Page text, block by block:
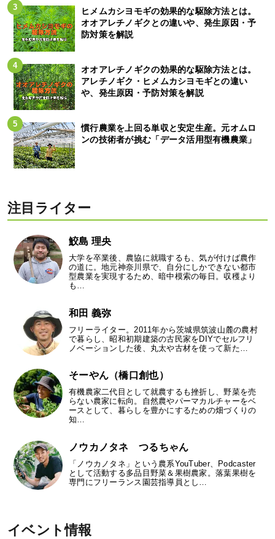
ヒメムカシヨモギの効果的な駆除方法とは。
オオアレチノギクとの違いや、発生原因・予
防対策を解説
オオアレチノギクの効果的な駆除方法とは。
アレチノギク・ヒメムカシヨモギとの違い
や、発生原因・予防対策を解説
慣行農業を上回る単収と安定生産。元オムロ
ンの技術者が挑む「データ活用型有機農業」
注目ライター
鮫島 理央
大学を卒業後、農協に就職するも、気が付けば農作
の道に。地元神奈川県で、自分にしかできない都市
型農業を実現するため、暗中模索の毎日。収穫より
も…
和田 義弥
フリーライター。2011年から茨城県筑波山麓の農村
で暮らし、昭和初期建築の古民家をDIYでセルフリ
ノベーションした後、丸太や古材を使って新た…
そーやん（橋口創也）
有機農家二代目として就農するも挫折し、野菜を売
らない農家に転向。自然農やパーマカルチャーをベ
ースとして、暮らしを豊かにするための畑づくりの
知…
ノウカノタネ つるちゃん
「ノウカノタネ」という農系YouTuber、Podcaster
として活動する多品目野菜＆果樹農家。落葉果樹を
専門にフリーランス園芸指導員とし…
イベント情報